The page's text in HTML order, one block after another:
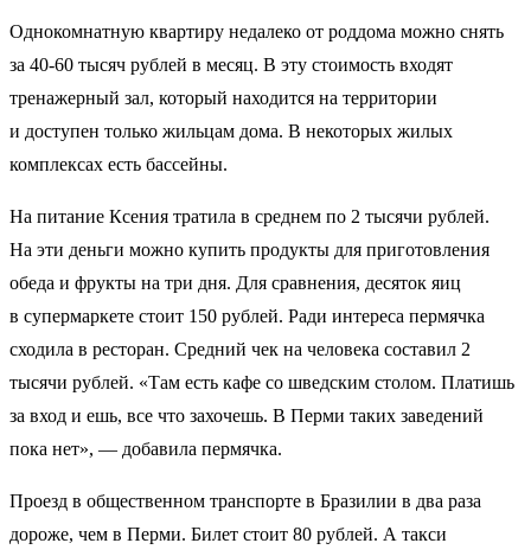
Однокомнатную квартиру недалеко от роддома можно снять
за 40-60 тысяч рублей в месяц. В эту стоимость входят
тренажерный зал, который находится на территории
и доступен только жильцам дома. В некоторых жилых
комплексах есть бассейны.
На питание Ксения тратила в среднем по 2 тысячи рублей.
На эти деньги можно купить продукты для приготовления
обеда и фрукты на три дня. Для сравнения, десяток яиц
в супермаркете стоит 150 рублей. Ради интереса пермячка
сходила в ресторан. Средний чек на человека составил 2
тысячи рублей. «Там есть кафе со шведским столом. Платишь
за вход и ешь, все что захочешь. В Перми таких заведений
пока нет», — добавила пермячка.
Проезд в общественном транспорте в Бразилии в два раза
дороже, чем в Перми. Билет стоит 80 рублей. А такси